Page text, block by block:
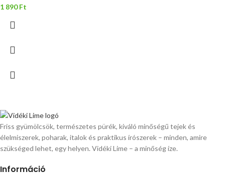
1 890Ft
Friss gyümölcsök, természetes pürék, kiváló minőségű tejek és
élelmiszerek, poharak, italok és praktikus írószerek – minden, amire
szükséged lehet, egy helyen. Vidéki Lime – a minőség íze.
Információ